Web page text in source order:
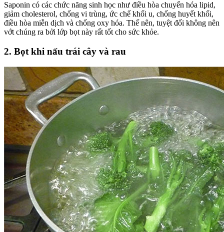
Saponin có các chức năng sinh học như điều hòa chuyển hóa lipid,
giảm cholesterol, chống vi trùng, ức chế khối u, chống huyết khối,
điều hòa miễn dịch và chống oxy hóa. Thế nên, tuyệt đối không nên
vớt chúng ra bởi lớp bọt này rất tốt cho sức khỏe.
2. Bọt khi nấu trái cây và rau